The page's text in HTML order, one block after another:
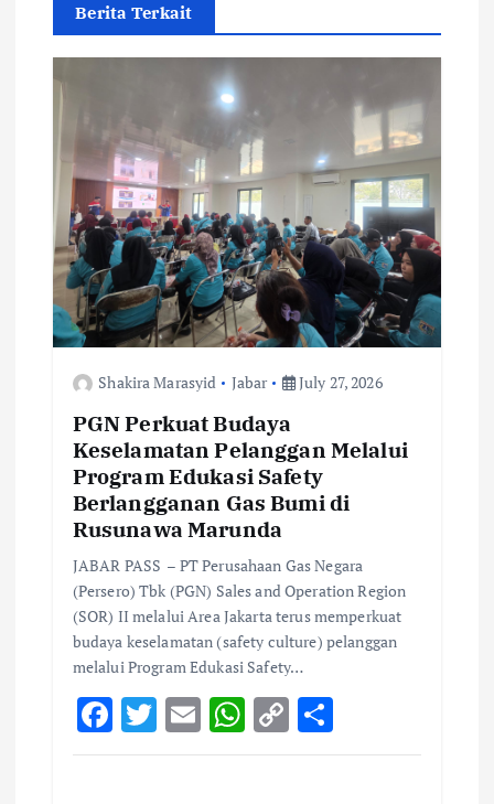
g
a
o
n
Berita Terkait
Shakira Marasyid Jabar July 27, 2026
PGN Perkuat Budaya
Keselamatan Pelanggan Melalui
Program Edukasi Safety
Berlangganan Gas Bumi di
Rusunawa Marunda
JABAR PASS – PT Perusahaan Gas Negara
(Persero) Tbk (PGN) Sales and Operation Region
(SOR) II melalui Area Jakarta terus memperkuat
budaya keselamatan (safety culture) pelanggan
melalui Program Edukasi Safety…
F
ac
T
w
E
m
W
h
C
o
S
h